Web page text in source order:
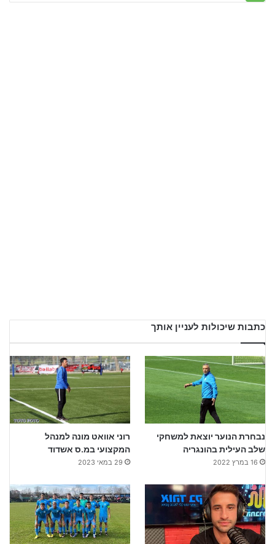
כתבות שיכולות לעניין אותך
נבחרת הנוער יוצאת למשחקי
שלב העילית בהונגריה
16 במרץ 2022
רוני אוואט מונה למנהל
המקצועי במ.ס אשדוד
29 במאי 2023